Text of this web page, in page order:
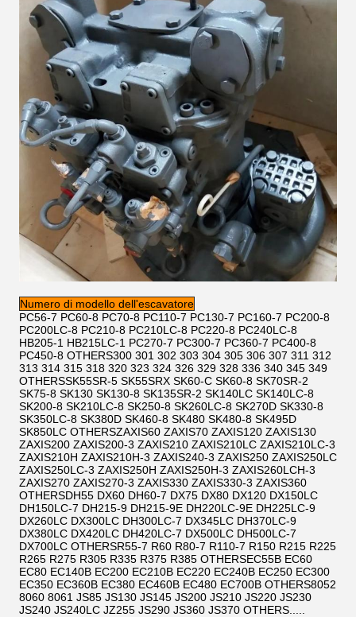
Numero di modello dell'escavatore
PC56-7 PC60-8 PC70-8 PC110-7 PC130-7 PC160-7 PC200-8
PC200LC-8 PC210-8 PC210LC-8 PC220-8 PC240LC-8
HB205-1 HB215LC-1 PC270-7 PC300-7 PC360-7 PC400-8
PC450-8 OTHERS300 301 302 303 304 305 306 307 311 312
313 314 315 318 320 323 324 326 329 328 336 340 345 349
OTHERSSK55SR-5 SK55SRX SK60-C SK60-8 SK70SR-2
SK75-8 SK130 SK130-8 SK135SR-2 SK140LC SK140LC-8
SK200-8 SK210LC-8 SK250-8 SK260LC-8 SK270D SK330-8
SK350LC-8 SK380D SK460-8 SK480 SK480-8 SK495D
SK850LC OTHERSZAXIS60 ZAXIS70 ZAXIS120 ZAXIS130
ZAXIS200 ZAXIS200-3 ZAXIS210 ZAXIS210LC ZAXIS210LC-3
ZAXIS210H ZAXIS210H-3 ZAXIS240-3 ZAXIS250 ZAXIS250LC
ZAXIS250LC-3 ZAXIS250H ZAXIS250H-3 ZAXIS260LCH-3
ZAXIS270 ZAXIS270-3 ZAXIS330 ZAXIS330-3 ZAXIS360
OTHERSDH55 DX60 DH60-7 DX75 DX80 DX120 DX150LC
DH150LC-7 DH215-9 DH215-9E DH220LC-9E DH225LC-9
DX260LC DX300LC DH300LC-7 DX345LC DH370LC-9
DX380LC DX420LC DH420LC-7 DX500LC DH500LC-7
DX700LC OTHERSR55-7 R60 R80-7 R110-7 R150 R215 R225
R265 R275 R305 R335 R375 R385 OTHERSEC55B EC60
EC80 EC140B EC200 EC210B EC220 EC240B EC250 EC300
EC350 EC360B EC380 EC460B EC480 EC700B OTHERS8052
8060 8061 JS85 JS130 JS145 JS200 JS210 JS220 JS230
JS240 JS240LC JZ255 JS290 JS360 JS370 OTHERS.....